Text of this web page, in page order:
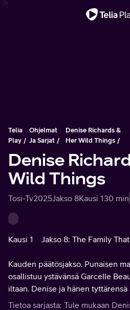
Telia
Play
Ohjelmat
Ja Sarjat
Denise Richards &
Her Wild Things
Denise
Wild Things
Tosi-Tv2025Jakso 8Kausi 130 min
Kausi 1 Jakso 8: The Family
Kauden päätösjakso. Punaisen
osallistuu ystävänsä Garcelle
iltaan. Denise ja hänen tyttärensä
valokuvauksen aikakauslehteä
Tietoa sarjasta: Tule mukaan